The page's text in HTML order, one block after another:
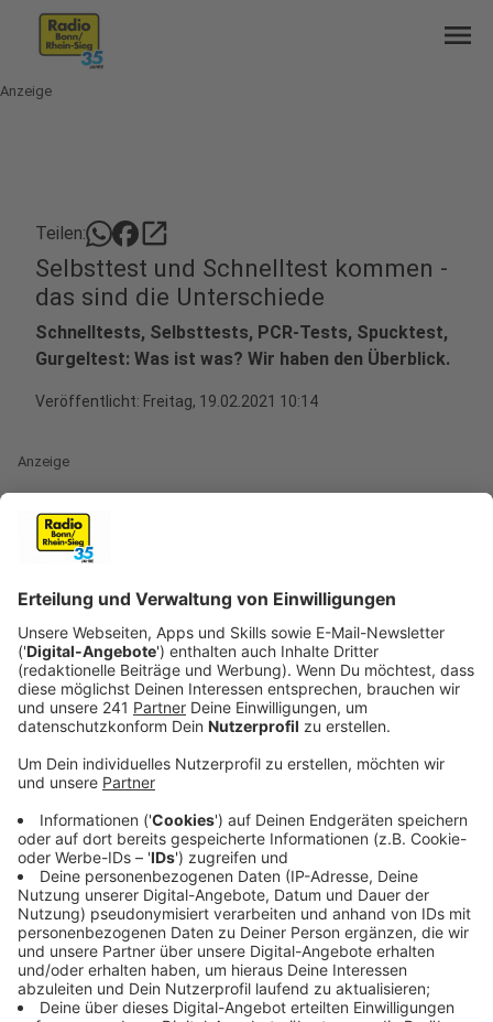
menu
Anzeige
Teilen: open_in_new
Selbsttest und Schnelltest kommen -
das sind die Unterschiede
Schnelltests, Selbsttests, PCR-Tests, Spucktest,
Gurgeltest: Was ist was? Wir haben den Überblick.
Veröffentlicht: Freitag, 19.02.2021 10:14
Anzeige
Unterschied: Selbsttest und Schnelltest
DenSelbsttest kann man, wie der Name sagt, selbst
vornehmen. Allerdings ist der Selbsttest noch gar
nicht zugelassen und damit auch noch nicht erhältlich.
Das soll irgendwann im März passieren. Der
Selbstkostenanteil soll 1 Euro betragen.
Der Schnelltest
wird von geschultem Personal
vorgenommen. Ab 1.März soll man sich zum Beispiel
beim Arzt, in der Apotheke oder in den Testzentren
kostenlos testen lassen können. Es gibt allerdings
Befürchtungen, dass es zum Start zu Problemen bei
den Durchführungen kommt. Die Kosten liegen
meistens zwischen 29 und 49 Euro - je nachdem ob es
ein Antigen- oder Antikörper-Schnelltest ist.